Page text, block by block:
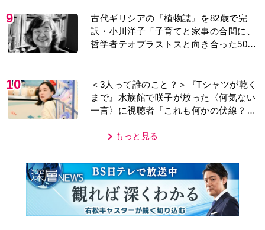
9
古代ギリシアの『植物誌』を82歳で完
訳・小川洋子「子育てと家事の合間に、
哲学者テオプラストスと向き合った50
10
＜3人って誰のこと？＞『Tシャツが乾く
まで』水族館で咲子が放った〈何気ない
一言〉に視聴者「これも何かの伏線？」
もっと見る